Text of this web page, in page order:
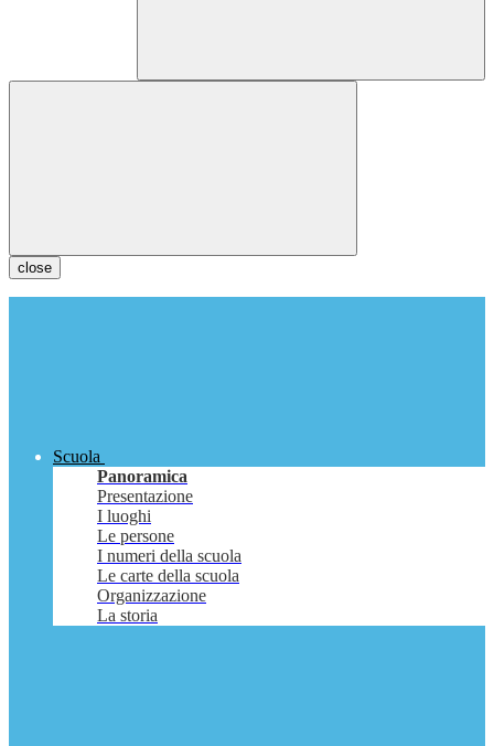
close
Scuola
Panoramica
Presentazione
I luoghi
Le persone
I numeri della scuola
Le carte della scuola
Organizzazione
La storia